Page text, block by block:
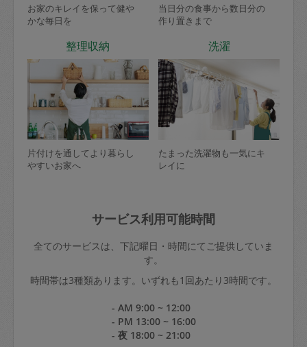
お家のキレイを保って健や
かな毎日を
当日分の食事から数日分の
作り置きまで
整理収納
片付けを通してより暮らし
やすいお家へ
洗濯
たまった洗濯物も一気にキ
レイに
サービス利用可能時間
全てのサービスは、下記曜日・時間にてご提供していま
す。
時間帯は3種類あります。いずれも1回あたり3時間です。
- AM 9:00 ~ 12:00
- PM 13:00 ~ 16:00
- 夜 18:00 ~ 21:00